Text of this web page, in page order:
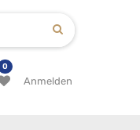
0
Anmelden